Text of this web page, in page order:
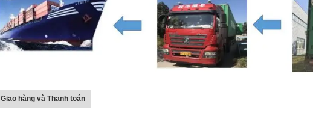
Giao hàng và Thanh toán